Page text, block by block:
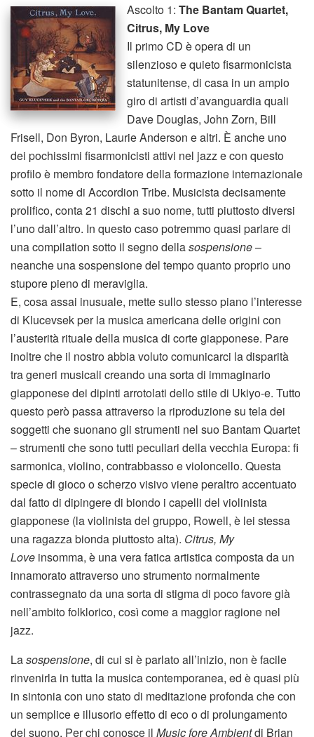
Ascolto 1: The Bantam Quartet,
Citrus, My Love
Il primo CD è opera di un
silenzioso e quieto fisarmonicista
statunitense, di casa in un ampio
giro di artisti d’avanguardia quali
Dave Douglas, John Zorn, Bill
Frisell, Don Byron, Laurie Anderson e altri. È anche uno
dei pochissimi fisarmonicisti attivi nel jazz e con questo
profilo è membro fondatore della formazione internazionale
sotto il nome di Accordion Tribe. Musicista decisamente
prolifico, conta 21 dischi a suo nome, tutti piuttosto diversi
l’uno dall’altro. In questo caso potremmo quasi parlare di
una compilation sotto il segno dellasospensione–
neanche una sospensione del tempo quanto proprio uno
stupore pieno di meraviglia.
E, cosa assai inusuale, mette sullo stesso piano l’interesse
di Klucevsek per la musica americana delle origini con
l’austerità rituale della musica di corte giapponese. Pare
inoltre che il nostro abbia voluto comunicarci la disparità
tra generi musicali creando una sorta di immaginario
giapponese dei dipinti arrotolati dello stile di Ukiyo-e. Tutto
questo però passa attraverso la riproduzione su tela dei
soggetti che suonano gli strumenti nel suo Bantam Quartet
– strumenti che sono tutti peculiari della vecchia Europa: fi
sarmonica, violino, contrabbasso e violoncello. Questa
specie di gioco o scherzo visivo viene peraltro accentuato
dal fatto di dipingere di biondo i capelli del violinista
giapponese (la violinista del gruppo, Rowell, è lei stessa
una ragazza bionda piuttosto alta). Citrus, My
Love insomma, è una vera fatica artistica composta da un
innamorato attraverso uno strumento normalmente
contrassegnato da una sorta di stigma di poco favore già
nell’ambito folklorico, così come a maggior ragione nel
jazz.
Lasospensione, di cui si è parlato all’inizio, non è facile
rinvenirla in tutta la musica contemporanea, ed è quasi più
in sintonia con uno stato di meditazione profonda che con
un semplice e illusorio effetto di eco o di prolungamento
del suono. Per chi conosce il Music fore Ambientdi Brian